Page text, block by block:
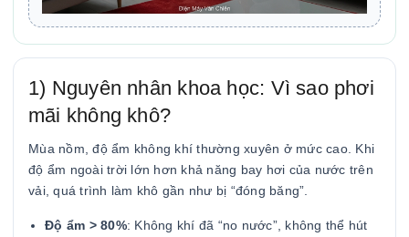
1) Nguyên nhân khoa học: Vì sao phơi
mãi không khô?
Mùa nồm, độ ẩm không khí thường xuyên ở mức cao. Khi
độ ẩm ngoài trời lớn hơn khả năng bay hơi của nước trên
vải, quá trình làm khô gần như bị “đóng băng”.
Độ ẩm > 80%: Không khí đã “no nước”, không thể hút